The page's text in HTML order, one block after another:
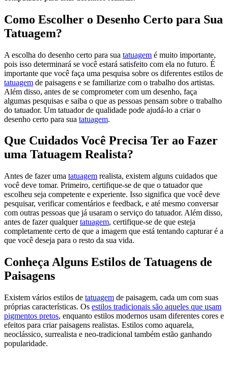
Como Escolher o Desenho Certo para Sua
Tatuagem?
A escolha do desenho certo para sua tatuagem é muito importante,
pois isso determinará se você estará satisfeito com ela no futuro. É
importante que você faça uma pesquisa sobre os diferentes estilos de
tatuagem de paisagens e se familiarize com o trabalho dos artistas.
Além disso, antes de se comprometer com um desenho, faça
algumas pesquisas e saiba o que as pessoas pensam sobre o trabalho
do tatuador. Um tatuador de qualidade pode ajudá-lo a criar o
desenho certo para sua tatuagem.
Que Cuidados Você Precisa Ter ao Fazer
uma Tatuagem Realista?
Antes de fazer uma tatuagem realista, existem alguns cuidados que
você deve tomar. Primeiro, certifique-se de que o tatuador que
escolheu seja competente e experiente. Isso significa que você deve
pesquisar, verificar comentários e feedback, e até mesmo conversar
com outras pessoas que já usaram o serviço do tatuador. Além disso,
antes de fazer qualquertatuagem, certifique-se de que esteja
completamente certo de que a imagem que está tentando capturar é a
que você deseja para o resto da sua vida.
Conheça Alguns Estilos de Tatuagens de
Paisagens
Existem vários estilos de tatuagem de paisagem, cada um com suas
próprias características. Os estilos tradicionais são aqueles que usam
pigmentos pretos, enquanto estilos modernos usam diferentes cores e
efeitos para criar paisagens realistas. Estilos como aquarela,
neoclássico, surrealista e neo-tradicional também estão ganhando
popularidade.